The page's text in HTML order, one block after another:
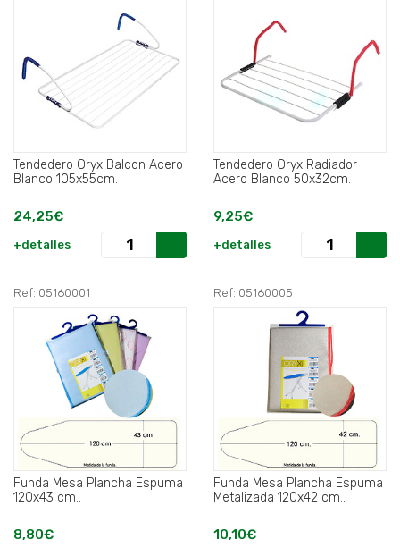
Tendedero Oryx Balcon Acero
Blanco 105x55cm.
24,25€
+detalles
Tendedero Oryx Radiador
Acero Blanco 50x32cm.
9,25€
+detalles
Ref: 05160001
Funda Mesa Plancha Espuma
120x43 cm..
8,80€
Ref: 05160005
Funda Mesa Plancha Espuma
Metalizada 120x42 cm..
10,10€